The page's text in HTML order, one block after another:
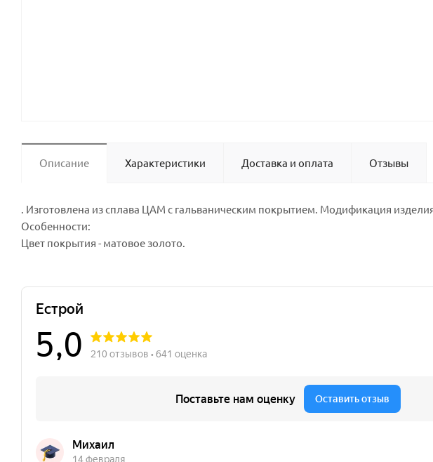
Описание Характеристики Доставка и оплата Отзывы
. Изготовлена из сплава ЦАМ с гальваническим покрытием. Модификация
Особенности:
Цвет покрытия - матовое золото.